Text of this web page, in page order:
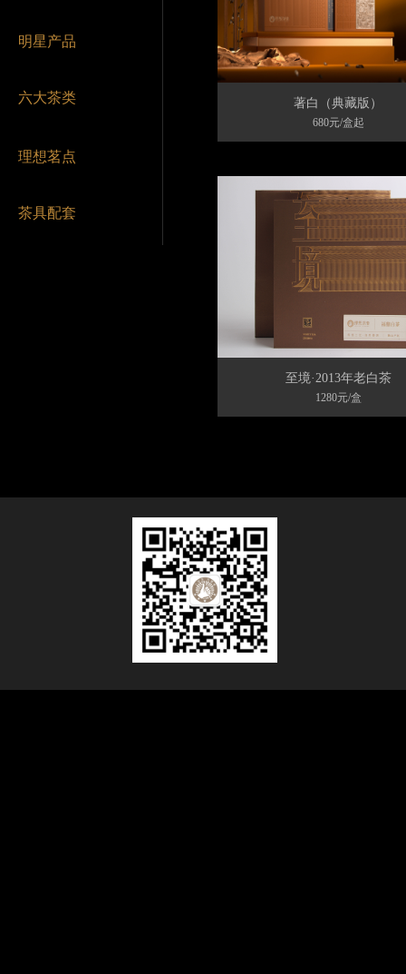
明星产品
六大茶类
理想茗点
茶具配套
著白（典藏版）
680元/盒起
至境·2013年老白茶
1280元/盒